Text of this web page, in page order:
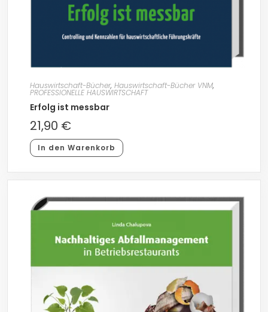
Hauswirtschaft-Bücher, Hauswirtschaft-Bücher VNM,
PROFESSIONELLE HAUSWIRTSCHAFT
Erfolg ist messbar
21,90 €
In den Warenkorb